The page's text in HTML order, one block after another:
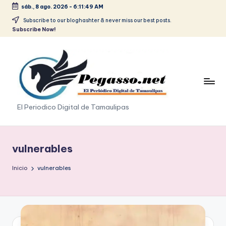
Saltar
sáb., 8 ago. 2026 - 6:11:50 AM
Subscribe to our bloghashter & never miss our best posts.
Subscribe Now!
p
e
s
.
El Periodico Digital de Tamaulipas
vulnerables
Inicio vulnerables